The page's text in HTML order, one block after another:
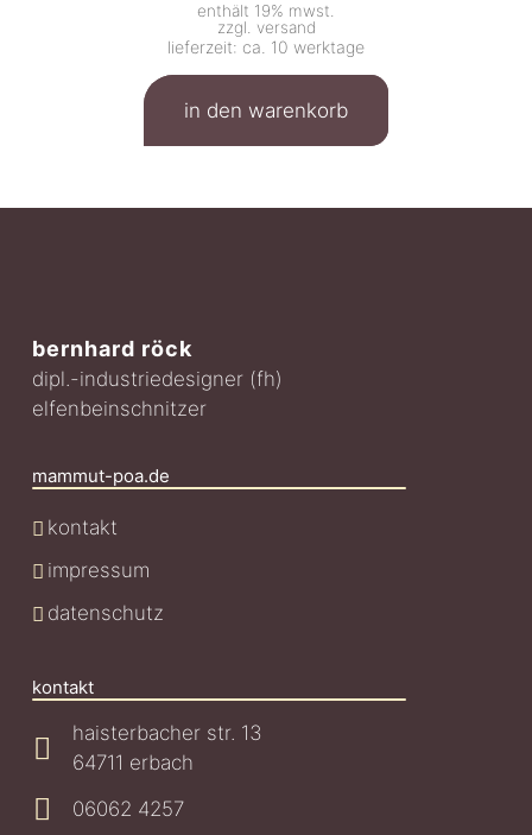
enthält 19% mwst.
zzgl. versand
lieferzeit: ca. 10 werktage
in den warenkorb
bernhard röck
dipl.-industriedesigner (fh)
elfenbeinschnitzer
mammut-poa.de
kontakt
impressum
datenschutz
kontakt
haisterbacher str. 13
64711 erbach
06062 4257